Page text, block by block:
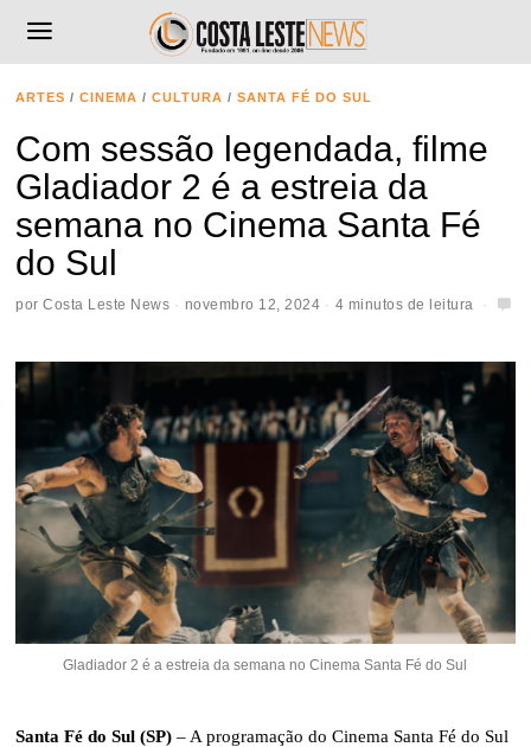
ARTES / CINEMA / CULTURA / SANTA FÉ DO SUL
Com sessão legendada, filme
Gladiador 2 é a estreia da
semana no Cinema Santa Fé
do Sul
porCosta Leste News novembro 12, 2024 4 minutos de leitura
Gladiador 2 é a estreia da semana no Cinema Santa Fé do Sul
Santa Fé do Sul (SP) – A programação do Cinema Santa Fé do Sul